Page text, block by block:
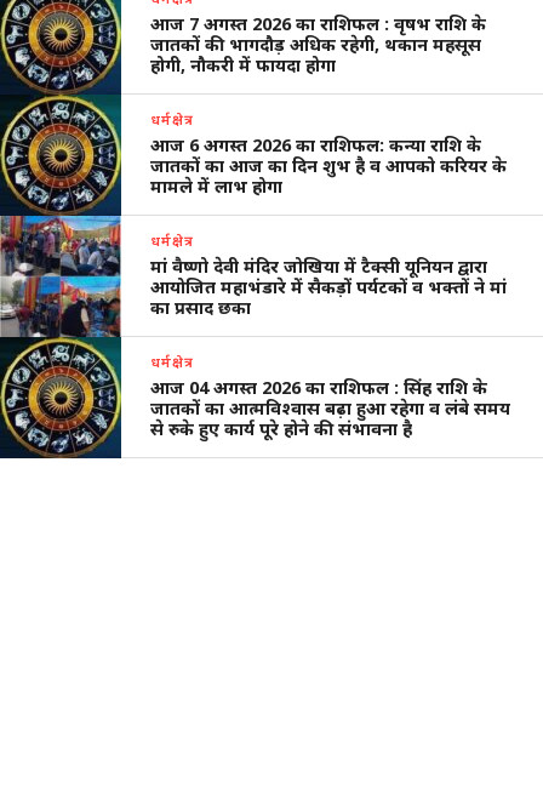
आज 7 अगस्त 2026 का राशिफल : वृषभ राशि के
जातकों की भागदौड़ अधिक रहेगी, थकान महसूस
होगी, नौकरी में फायदा होगा
धर्मक्षेत्र
आज 6 अगस्त 2026 का राशिफल: कन्या राशि के
जातकों का आज का दिन शुभ है व आपको करियर के
मामले में लाभ होगा
धर्मक्षेत्र
मां वैष्णो देवी मंदिर जोखिया में टैक्सी यूनियन द्वारा
आयोजित महाभंडारे में सैकड़ों पर्यटकों व भक्तों ने मां
का प्रसाद छका
धर्मक्षेत्र
आज 04 अगस्त 2026 का राशिफल : सिंह राशि के
जातकों का आत्मविश्वास बढ़ा हुआ रहेगा व लंबे समय
से रुके हुए कार्य पूरे होने की संभावना है